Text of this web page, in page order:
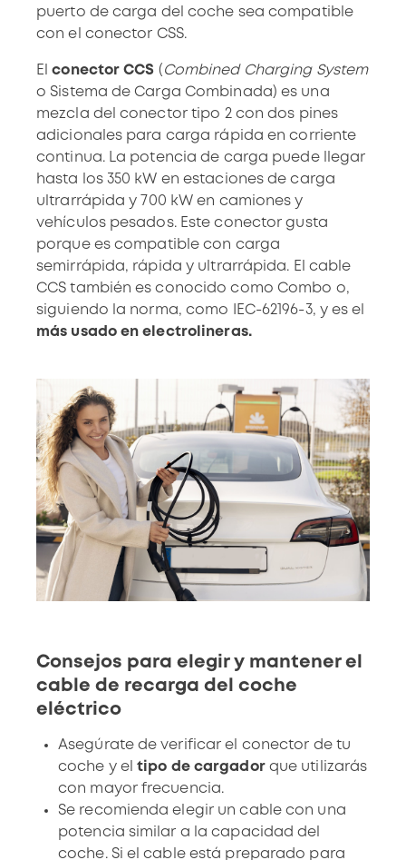
puerto de carga del coche sea compatible
con el conector CSS.
Elconector CCS ( Combined Charging System
o Sistema de Carga Combinada) es una
mezcla del conector tipo 2 con dos pines
adicionales para carga rápida en corriente
continua. La potencia de carga puede llegar
hasta los 350 kW en estaciones de carga
ultrarrápida y 700 kW en camiones y
vehículos pesados. Este conector gusta
porque es compatible con carga
semirrápida, rápida y ultrarrápida. El cable
CCS también es conocido como Combo o,
siguiendo la norma, como IEC-62196-3, y es el
más usado en electrolineras.
Consejos para elegir y mantener el
cable de recarga del coche
eléctrico
Asegúrate de verificar el conector de tu
coche y eltipo de cargadorque utilizarás
con mayor frecuencia.
Se recomienda elegir un cable con una
potencia similar a la capacidad del
coche. Si el cable está preparado para